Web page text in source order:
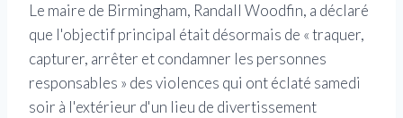
Le maire de Birmingham, Randall Woodfin, a déclaré
que l'objectif principal était désormais de « traquer,
capturer, arrêter et condamner les personnes
responsables » des violences qui ont éclaté samedi
soir à l'extérieur d'un lieu de divertissement